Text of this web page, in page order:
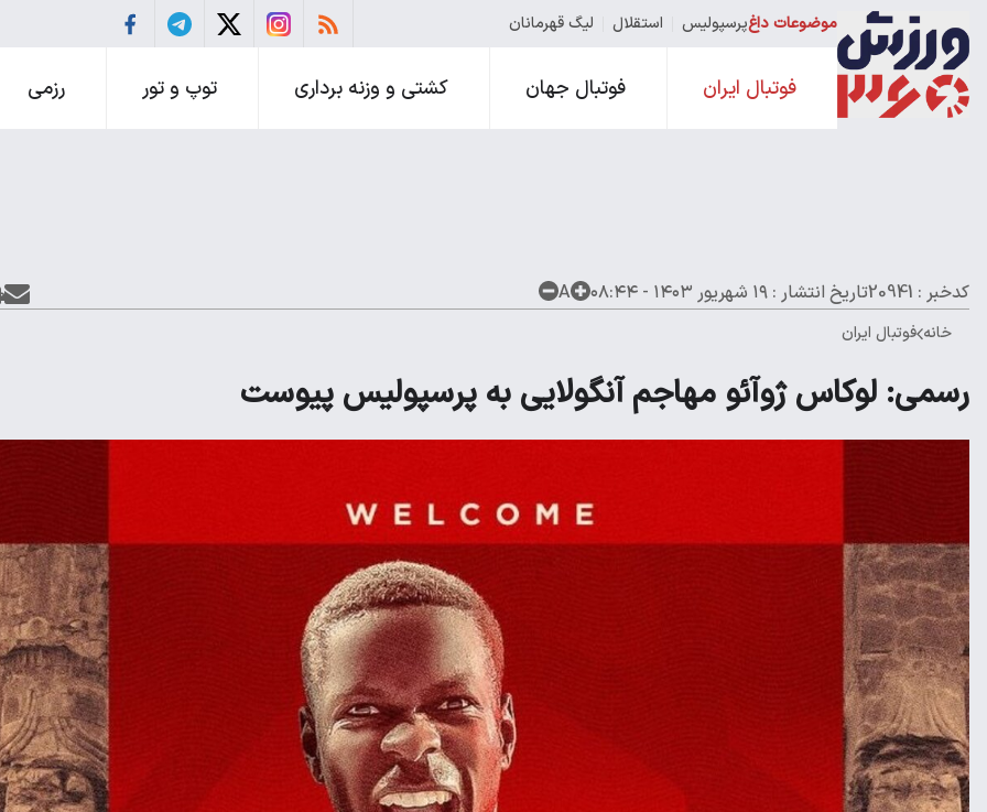
موضوعات داغپرسپولیس استقلال لیگ قهرمانان
فوتبال ایران فوتبال جهان کشتی و وزنه برداری توپ و تور رزمی
کدخبر : 20941 تاریخ انتشار : ۱۹ شهریور ۱۴۰۳ - ۰۸:۴۴ A
خانه فوتبال ایران
رسمی: لوکاس ژوآئو مهاجم آنگولایی به پرسپولیس پیوست